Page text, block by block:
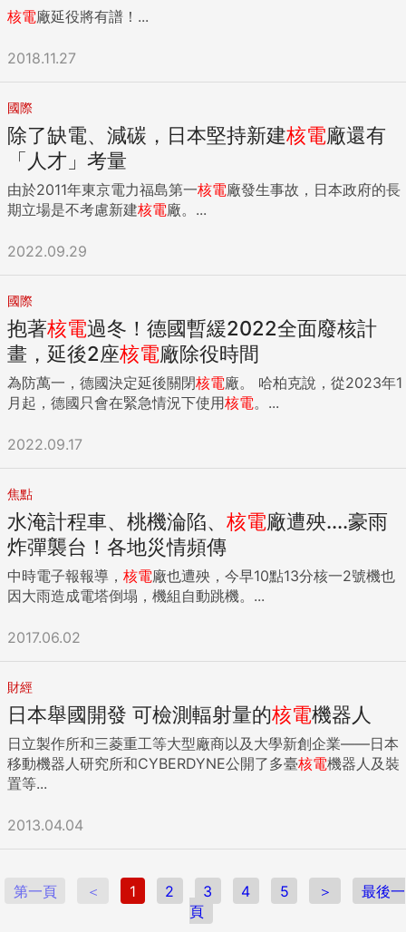
核電廠延役將有譜！...
2018.11.27
國際
除了缺電、減碳，日本堅持新建核電廠還有
「人才」考量
由於2011年東京電力福島第一核電廠發生事故，日本政府的長
期立場是不考慮新建核電廠。...
2022.09.29
國際
抱著核電過冬！德國暫緩2022全面廢核計
畫，延後2座核電廠除役時間
為防萬一，德國決定延後關閉核電廠。 哈柏克說，從2023年1
月起，德國只會在緊急情況下使用核電。...
2022.09.17
焦點
水淹計程車、桃機淪陷、 核電廠遭殃....豪雨
炸彈襲台！各地災情頻傳
中時電子報報導， 核電廠也遭殃，今早10點13分核一2號機也
因大雨造成電塔倒塌，機組自動跳機。...
2017.06.02
財經
日本舉國開發 可檢測輻射量的核電機器人
日立製作所和三菱重工等大型廠商以及大學新創企業——日本
移動機器人研究所和CYBERDYNE公開了多臺核電機器人及裝
置等...
2013.04.04
第一頁 ＜ 1 2 3 4 5 ＞
最後一
頁